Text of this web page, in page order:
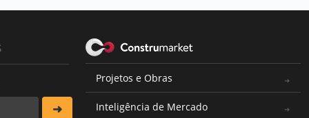
Projetos e Obras
Inteligência de Mercado